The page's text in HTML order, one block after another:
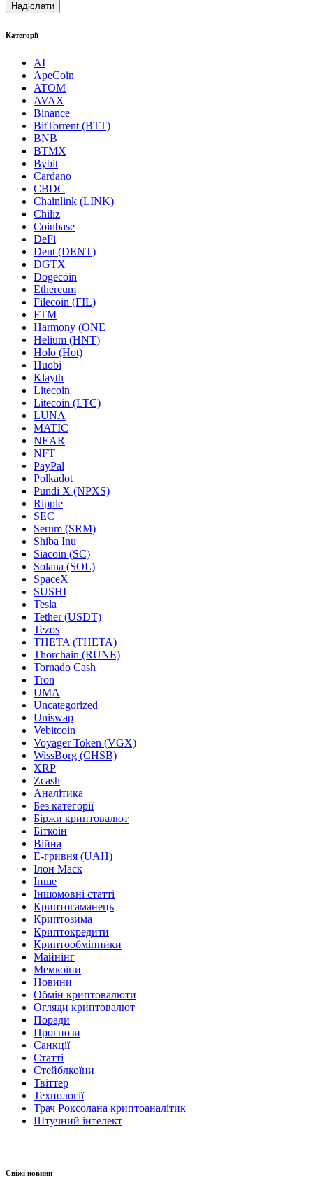
Категорії
AI
ApeCoin
ATOM
AVAX
Binance
BitTorrent (BTT)
BNB
BTMX
Bybit
Cardano
CBDC
Chainlink (LINK)
Chiliz
Coinbase
DeFi
Dent (DENT)
DGTX
Dogecoin
Ethereum
Filecoin (FIL)
FTM
Harmony (ONE
Helium (HNT)
Holo (Hot)
Huobi
Klayth
Litecoin
Litecoin (LTC)
LUNA
MATIC
NEAR
NFT
PayPal
Polkadot
Pundi X (NPXS)
Ripple
SEC
Serum (SRM)
Shiba Inu
Siacoin (SC)
Solana (SOL)
SpaceX
SUSHI
Tesla
Tether (USDT)
Tezos
THETA (THETA)
Thorchain (RUNE)
Tornado Cash
Tron
UMA
Uncategorized
Uniswap
Vebitcoin
Voyager Token (VGX)
WissBorg (CHSB)
XRP
Zcash
Аналітика
Без категорії
Біржи криптовалют
Біткоін
Війна
Е-гривня (UAH)
Ілон Маск
Інше
Іншомовні статті
Криптогаманець
Криптозима
Криптокредити
Криптообмінники
Майнінг
Мемкоїни
Новини
Обмін криптовалюти
Огляди криптовалют
Поради
Прогнози
Санкції
Статті
Стейблкоїни
Твіттер
Технології
Трач Роксолана криптоаналітик
Штучний інтелект
Свіжі новини